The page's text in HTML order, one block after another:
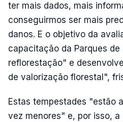
ter mais dados, mais
conseguirmos ser mais
danos. E o objetivo da
capacitação da Parques de
reflorestação" e
de valorização florestal",
Estas tempestades "estão
vez menores" e, por isso,